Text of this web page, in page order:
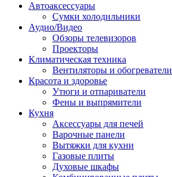
Автоаксессуары
Сумки холодильники
Аудио/Видео
Обзоры телевизоров
Проекторы
Климатическая техника
Вентиляторы и обогреватели
Красота и здоровье
Утюги и отпариватели
Фены и выпрямители
Кухня
Аксессуары для печей
Варочные панели
Вытяжки для кухни
Газовые плиты
Духовые шкафы